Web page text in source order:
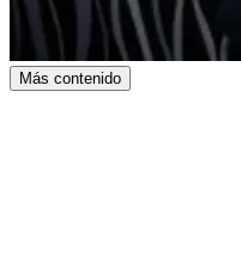
Más contenido